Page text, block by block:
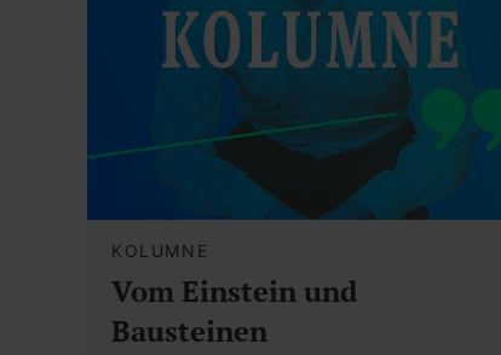
KOLUMNE
Vom Einstein und
Bausteinen